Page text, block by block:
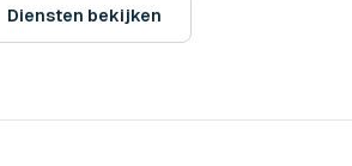
Diensten bekijken